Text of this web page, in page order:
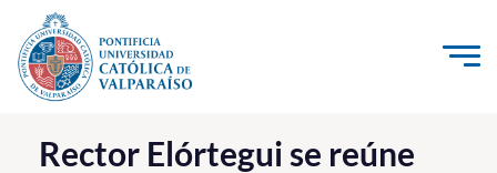
Click acá para ir directamente al contenido
La Universidad
Rector Elórtegui se reúne